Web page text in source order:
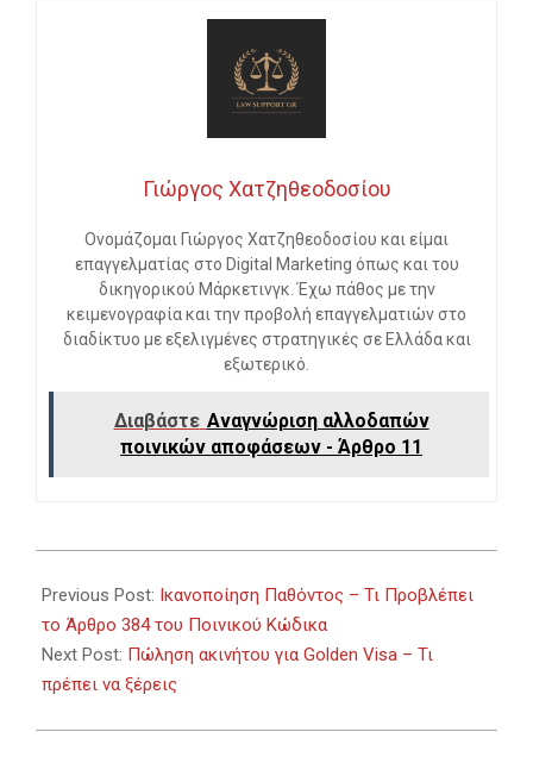
Γιώργος Χατζηθεοδοσίου
Ονομάζομαι Γιώργος Χατζηθεοδοσίου και είμαι
επαγγελματίας στο Digital Marketing όπως και του
δικηγορικού Μάρκετινγκ. Έχω πάθος με την
κειμενογραφία και την προβολή επαγγελματιών στο
διαδίκτυο με εξελιγμένες στρατηγικές σε Ελλάδα και
εξωτερικό.
Διαβάστε Αναγνώριση αλλοδαπών
ποινικών αποφάσεων - Άρθρο 11
03-
22
Previous Post: Ικανοποίηση Παθόντος – Τι Προβλέπει
το Άρθρο 384 του Ποινικού Κώδικα
Next Post: Πώληση ακινήτου για Golden Visa – Τι
πρέπει να ξέρεις